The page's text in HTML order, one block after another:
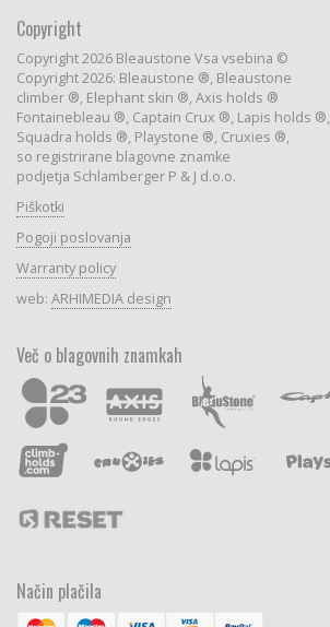
Copyright
Copyright 2026 Bleaustone Vsa vsebina ©
Copyright 2026: Bleaustone ®, Bleaustone
climber ®, Elephant skin ®, Axis holds ®
Fontainebleau ®, Captain Crux ®, Lapis holds ®,
Squadra holds ®, Playstone ®, Cruxies ®,
so registrirane blagovne znamke
podjetja Schlamberger P & J d.o.o.
Piškotki
Pogoji poslovanja
Warranty policy
web: ARHIMEDIA design
Več o blagovnih znamkah
Način plačila